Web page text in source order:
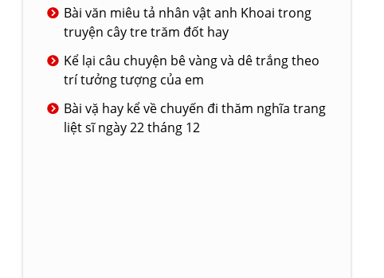
Bài văn miêu tả nhân vật anh Khoai trong
truyện cây tre trăm đốt hay
Kể lại câu chuyện bê vàng và dê trắng theo
trí tưởng tượng của em
Bài vặ hay kể về chuyến đi thăm nghĩa trang
liệt sĩ ngày 22 tháng 12